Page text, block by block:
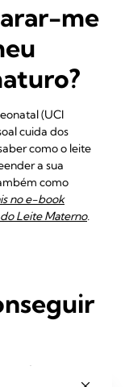
me
(UCI
cuida dos
como o leite
a sua
como
no e-book
Leite Materno.
têm